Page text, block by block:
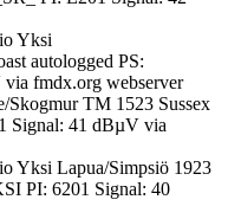
Yksi
autologged PS:
fmdx.org webserver
Skogmur TM 1523 Sussex
Signal: 41 dBµV via
Yksi Lapua/Simpsiö 1923
PI: 6201 Signal: 40